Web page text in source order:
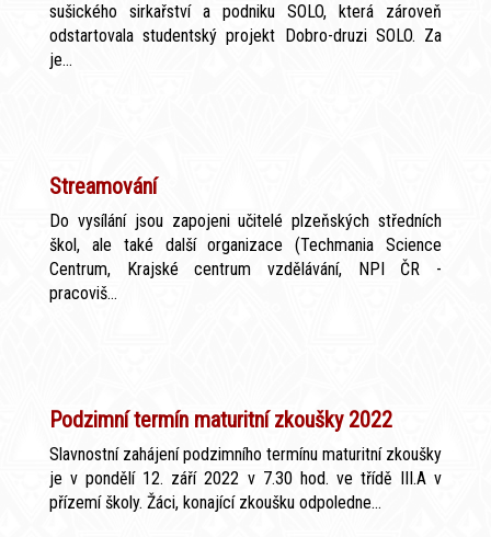
sušického sirkařství a podniku SOLO, která zároveň
odstartovala studentský projekt Dobro-druzi SOLO. Za
je...
Streamování
Do vysílání jsou zapojeni učitelé plzeňských středních
škol, ale také další organizace (Techmania Science
Centrum, Krajské centrum vzdělávání, NPI ČR -
pracoviš...
Podzimní termín maturitní zkoušky 2022
Slavnostní zahájení podzimního termínu maturitní zkoušky
je v pondělí 12. září 2022 v 7.30 hod. ve třídě III.A v
přízemí školy. Žáci, konající zkoušku odpoledne...